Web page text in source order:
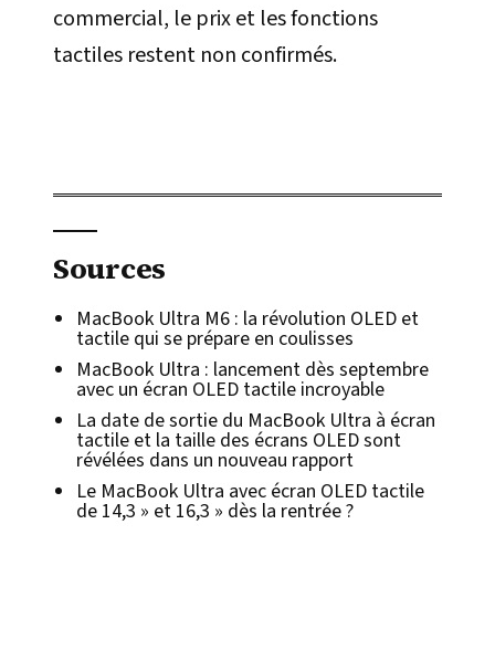
commercial, le prix et les fonctions
tactiles restent non confirmés.
Sources
MacBook Ultra M6 : la révolution OLED et
tactile qui se prépare en coulisses
MacBook Ultra : lancement dès septembre
avec un écran OLED tactile incroyable
La date de sortie du MacBook Ultra à écran
tactile et la taille des écrans OLED sont
révélées dans un nouveau rapport
Le MacBook Ultra avec écran OLED tactile
de 14,3 » et 16,3 » dès la rentrée ?